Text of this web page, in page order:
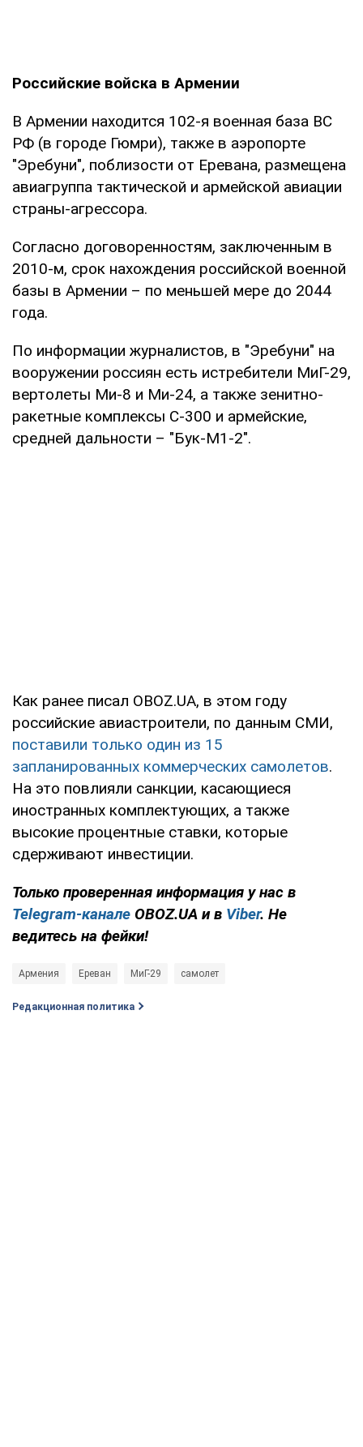
Российские войска в Армении
В Армении находится 102-я военная база ВС
РФ (в городе Гюмри), также в аэропорте
"Эребуни", поблизости от Еревана, размещена
авиагруппа тактической и армейской авиации
страны-агрессора.
Согласно договоренностям, заключенным в
2010-м, срок нахождения российской военной
базы в Армении – по меньшей мере до 2044
года.
По информации журналистов, в "Эребуни" на
вооружении россиян есть истребители МиГ-29,
вертолеты Ми-8 и Ми-24, а также зенитно-
ракетные комплексы С-300 и армейские,
средней дальности – "Бук-М1-2".
Как ранее писал OBOZ.UA, в этом году
российские авиастроители, по данным СМИ,
поставили только один из 15
запланированных коммерческих самолетов.
На это повлияли санкции, касающиеся
иностранных комплектующих, а также
высокие процентные ставки, которые
сдерживают инвестиции.
Только проверенная информация у нас в
Telegram-канале OBOZ.UA и в Viber. Не
ведитесь на фейки!
Армения Ереван МиГ-29 самолет
Редакционная политика